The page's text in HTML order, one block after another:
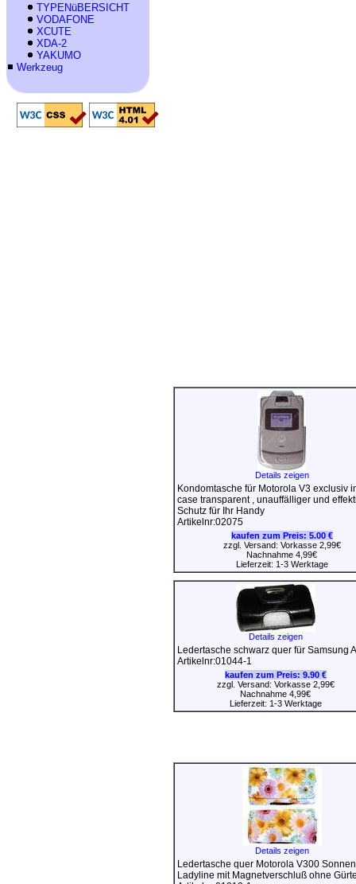
TYPENüBERSICHT
VODAFONE
XCUTE
XDA-2
YAKUMO
Werkzeug
Details zeigen
Kondomtasche für Motorola V3 exclusiv
case transparent , unauffälliger und
Schutz für Ihr Handy
Artikelnr:02075
kaufen zum Preis: 5.00 €
zzgl. Versand: Vorkasse 2,99€
Nachnahme 4,99€
Lieferzeit: 1-3 Werktage
Details zeigen
Ledertasche schwarz quer für Samsung
Artikelnr:01044-1
kaufen zum Preis: 9.90 €
zzgl. Versand: Vorkasse 2,99€
Nachnahme 4,99€
Lieferzeit: 1-3 Werktage
Details zeigen
Ledertasche quer Motorola V300
Ladyline mit Magnetverschluß ohne